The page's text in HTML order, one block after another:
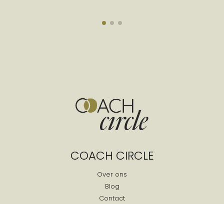
COACH CIRCLE
Over ons
Blog
Contact